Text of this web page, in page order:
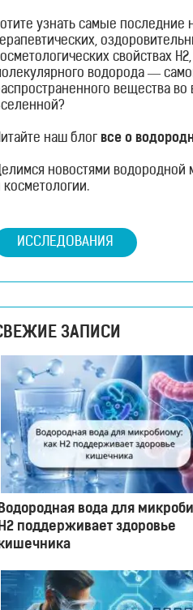
узнать самые последние
свойствах H2,
водорода —
вещества во
наш блог все о
новостями водородной
косметологии.
ИССЛЕДОВАНИЯ
ЗАПИСИ
Водородная вода для
H2 поддерживает здоровье